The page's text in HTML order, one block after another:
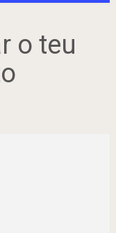
o teu